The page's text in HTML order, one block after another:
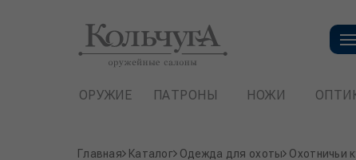
ОРУЖИЕ ПАТРОНЫ НОЖИ
Главная Каталог Одежда для охоты Охотничьи